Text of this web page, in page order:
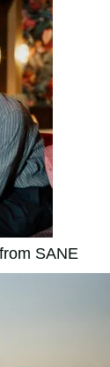
SANE